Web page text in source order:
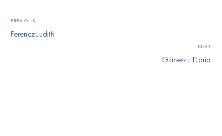
PREVIOUS
Ferencz Judith
NEXT
Gănescu Daria